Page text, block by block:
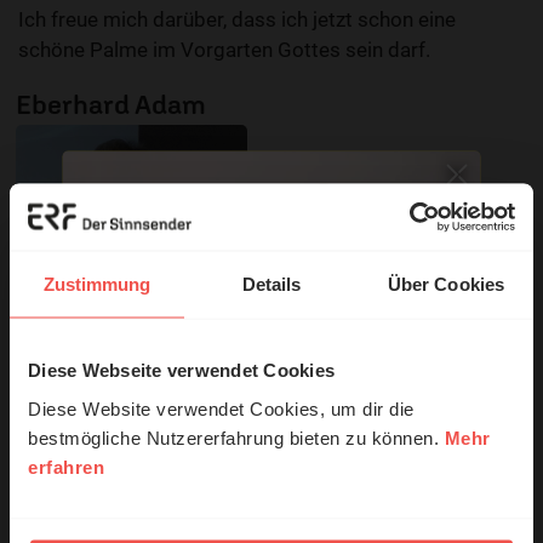
Zustimmung Details Über Cookies
Diese Webseite verwendet Cookies
Diese Website verwendet Cookies, um dir die
bestmögliche Nutzererfahrung bieten zu können. Mehr
erfahren
Ich freue mich darüber, dass ich jetzt schon eine
schöne Palme im Vorgarten Gottes sein darf.
Eberhard Adam
Sie möchten noch tiefer in die Bibel eintauchen? Wir
empfehlen unsere Sendereihe:
© Ruth Schneider / ERF